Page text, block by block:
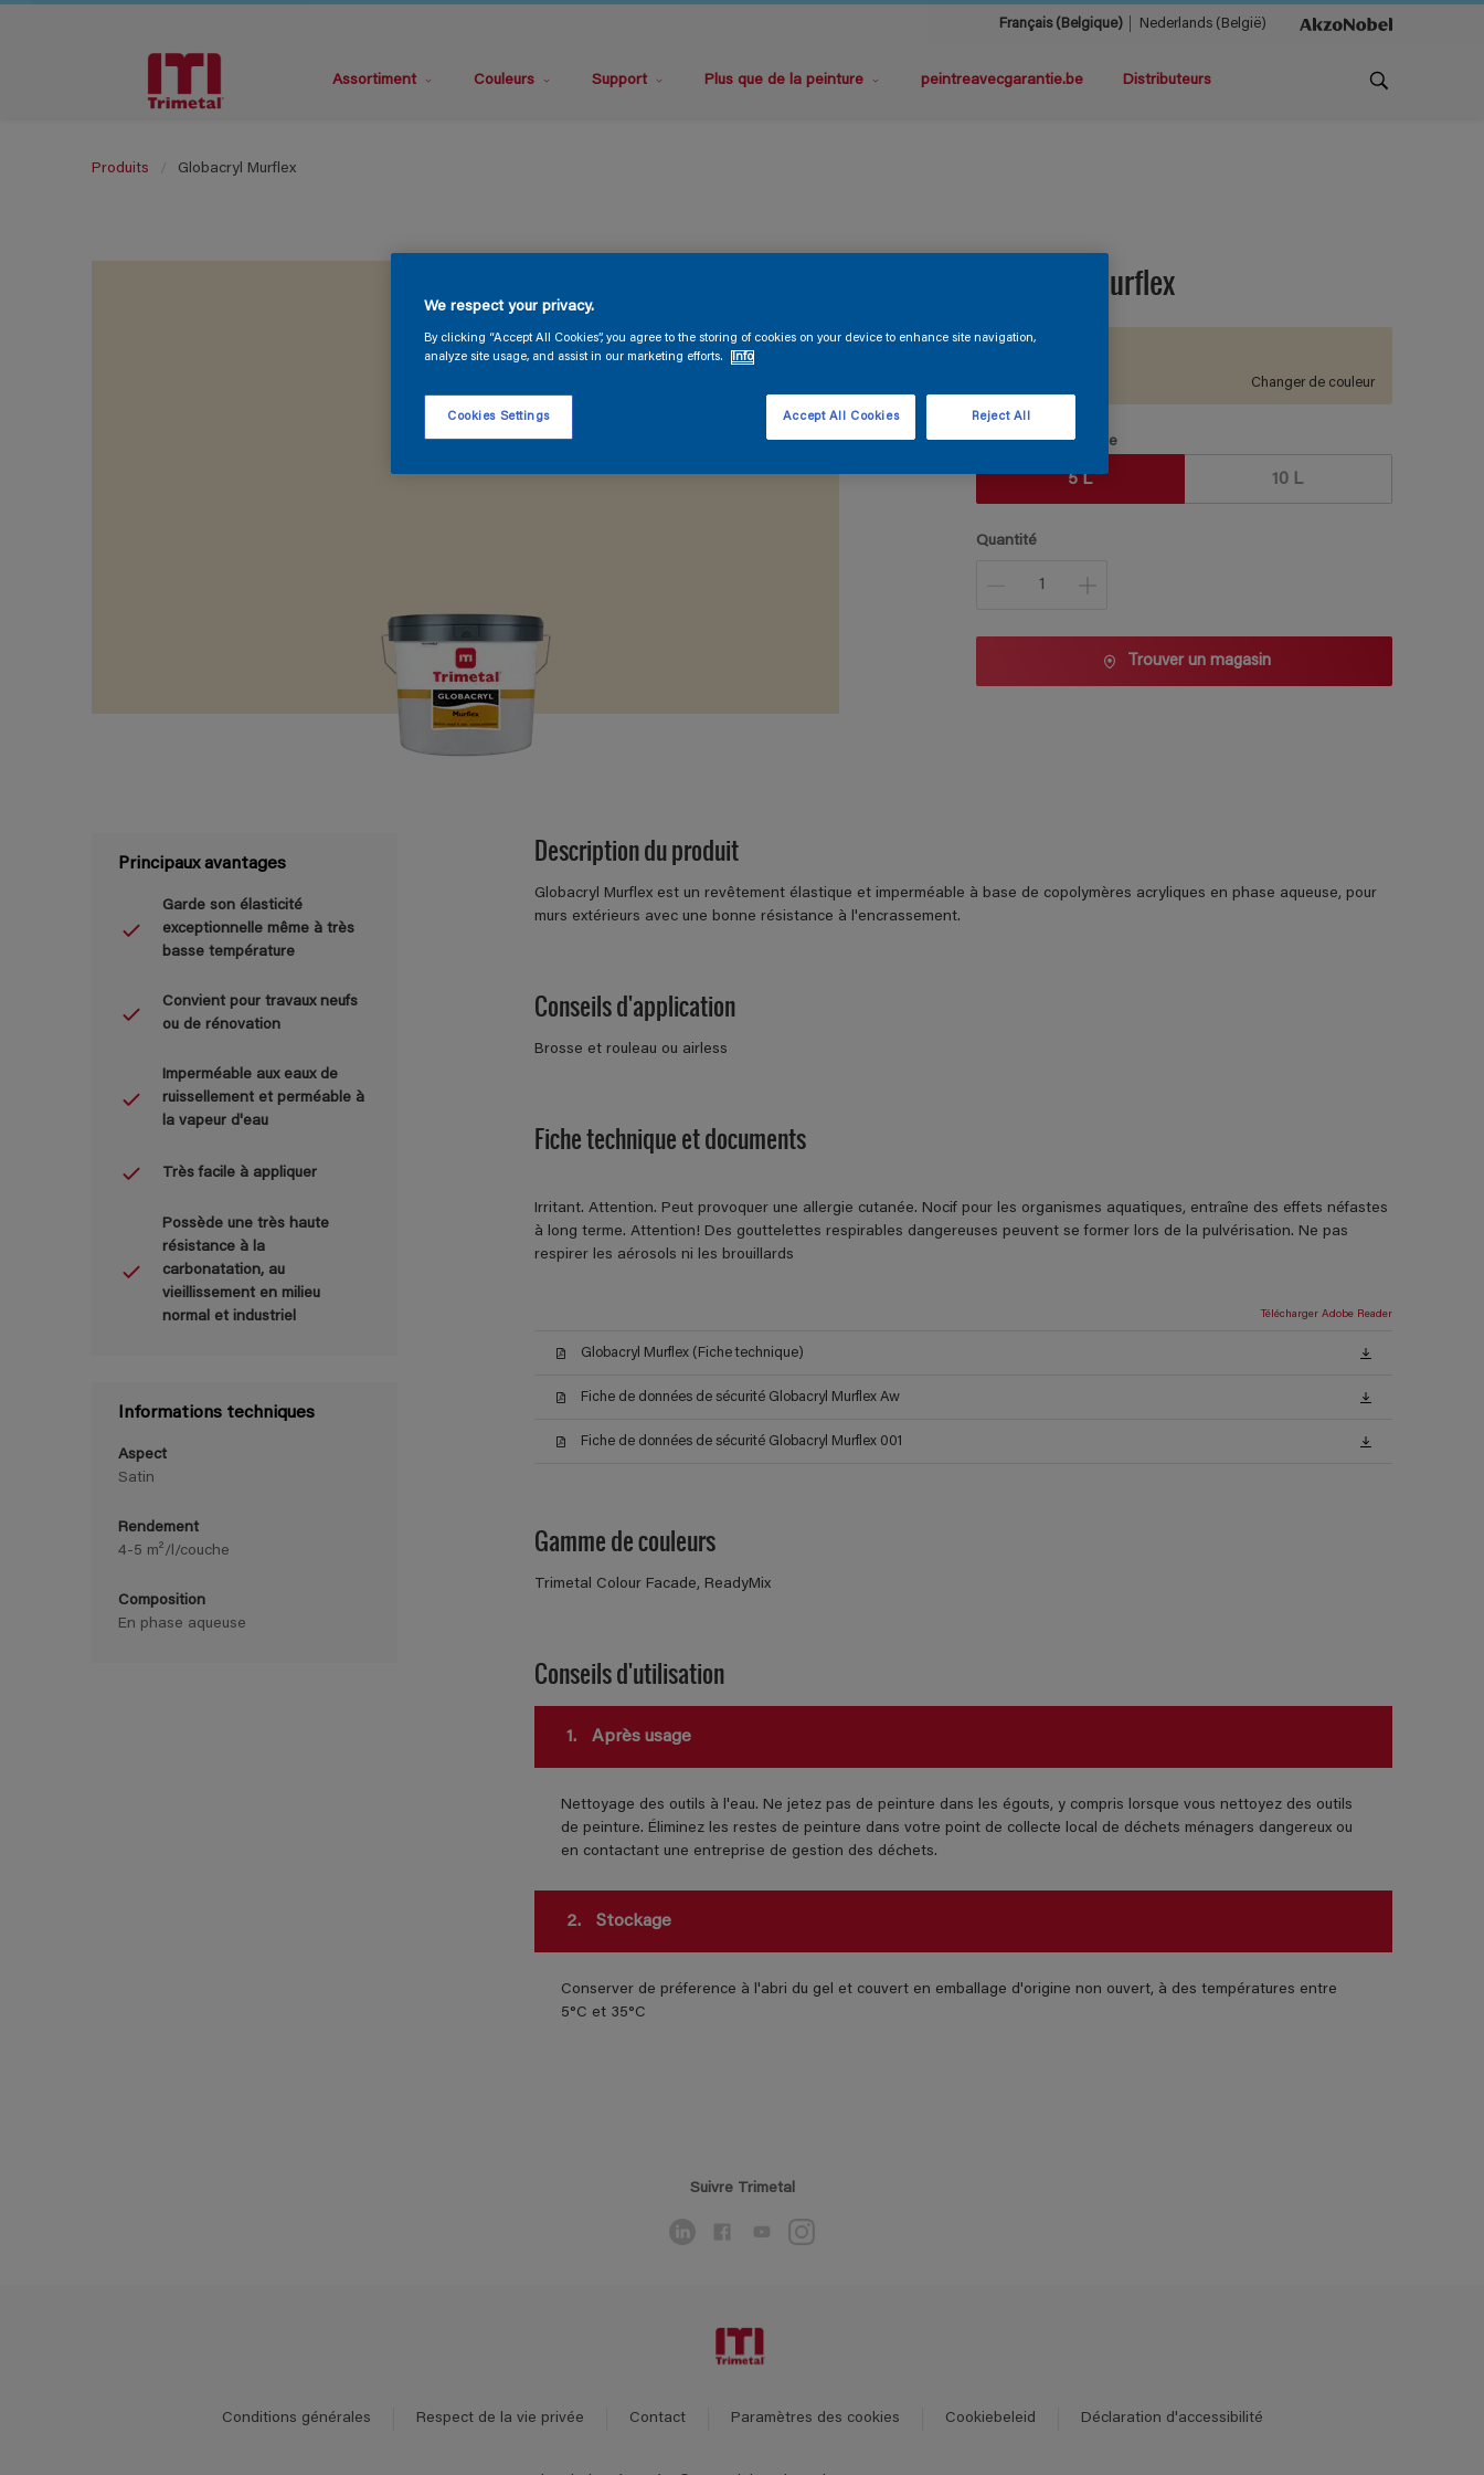
Français (Belgique) Nederlands (België)
Assortiment Couleurs Support Plus que de la peinture peintreavecgarantie.be Distributeurs
Produits Globacryl Murflex
Globacryl Murflex
Changer de couleur
Taille de l’emballage
5 L 10 L
Quantité
Trouver un magasin
Principaux avantages
Garde son élasticité
exceptionnelle même à très
basse température
Convient pour travaux neufs
ou de rénovation
Imperméable aux eaux de
ruissellement et perméable à
la vapeur d'eau
Très facile à appliquer
Possède une très haute
résistance à la
carbonatation, au
vieillissement en milieu
normal et industriel
Informations techniques
Aspect
Satin
Rendement
4-5 m²/l/couche
Composition
En phase aqueuse
Description du produit
Globacryl Murflex est un revêtement élastique et imperméable à base de copolymères acryliques en phase aqueuse, pour
murs extérieurs avec une bonne résistance à l'encrassement.
Conseils d'application
Brosse et rouleau ou airless
Fiche technique et documents
Irritant. Attention. Peut provoquer une allergie cutanée. Nocif pour les organismes aquatiques, entraîne des effets néfastes
à long terme. Attention! Des gouttelettes respirables dangereuses peuvent se former lors de la pulvérisation. Ne pas
respirer les aérosols ni les brouillards
Télécharger Adobe Reader
Globacryl Murflex (Fiche technique)
Fiche de données de sécurité Globacryl Murflex Aw
Fiche de données de sécurité Globacryl Murflex 001
Gamme de couleurs
Trimetal Colour Facade, ReadyMix
Conseils d'utilisation
1. Après usage
Nettoyage des outils à l'eau. Ne jetez pas de peinture dans les égouts, y compris lorsque vous nettoyez des outils
de peinture. Éliminez les restes de peinture dans votre point de collecte local de déchets ménagers dangereux ou
en contactant une entreprise de gestion des déchets.
2. Stockage
Conserver de préference à l'abri du gel et couvert en emballage d'origine non ouvert, à des températures entre
5°C et 35°C
Suivre Trimetal
Conditions générales Respect de la vie privée Contact Paramètres des cookies Cookiebeleid Déclaration d'accessibilité
We respect your privacy.
By clicking “Accept All Cookies”, you agree to the storing of cookies on your device to enhance site navigation,
analyze site usage, and assist in our marketing efforts.
Info
Cookies Settings Reject All
Accept All Cookies